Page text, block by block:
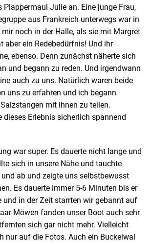
Plappermaul Julie an. Eine junge Frau,
aus Frankreich unterwegs war in
noch in der Halle, als sie mit Margret
aber ein Redebedürfnis! Und ihr
ebenso. Denn zunächst näherte sich
und begann zu reden. Und irgendwann
auch zu uns. Natürlich waren beide
uns zu erfahren und ich begann
mit ihnen zu teilen.
dieses Erlebnis sicherlich spannend
war super. Es dauerte nicht lange und
sich in unsere Nähe und tauchte
ab und zeigte uns selbstbewusst
Es dauerte immer 5-6 Minuten bis er
und in der Zeit starrten wir gebannt auf
Möwen fanden unser Boot auch sehr
sich gar nicht mehr. Vielleicht
nur auf die Fotos. Auch ein Buckelwal